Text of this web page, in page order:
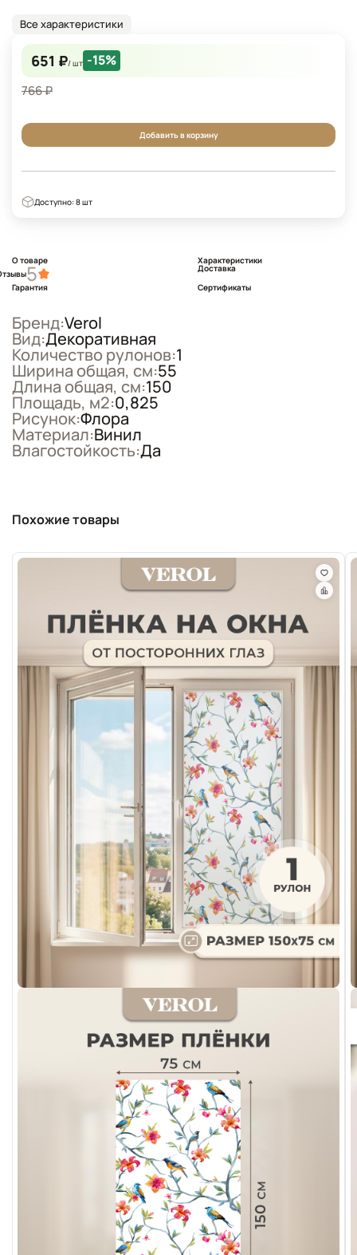
Все характеристики
651 ₽/ шт -15%
766 ₽
Добавить в корзину
Доступно: 8 шт
О товаре
Характеристики
5
Доставка
Гарантия
Сертификаты
Бренд:Verol
Вид:Декоративная
Количество рулонов:1
Ширина общая, см:55
Длина общая, см:150
Площадь, м2:0,825
Рисунок:Флора
Материал:Винил
Влагостойкость:Да
Похожие товары